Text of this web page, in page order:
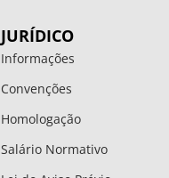
JURÍDICO
Informações
Convenções
Homologação
Salário Normativo